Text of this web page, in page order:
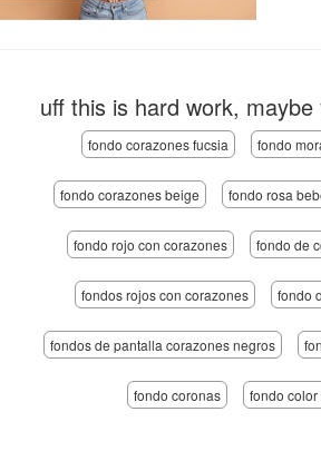
uff this is hard work,
fondo corazones fucsia fondo
fondo corazones beige fondo rosa
fondo rojo con corazones fondo de
fondos rojos con corazones fondo
fondos de pantalla corazones negros
fondo coronas fondo color